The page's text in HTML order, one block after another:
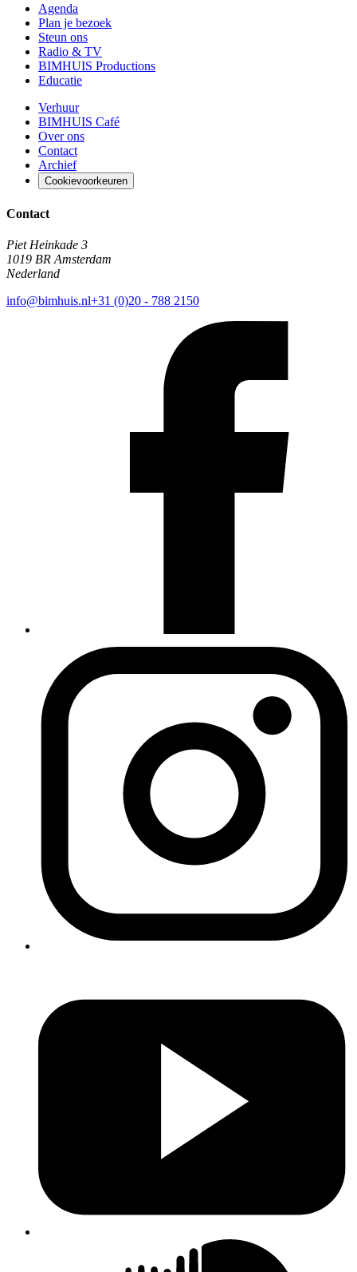
Agenda
Plan je bezoek
Steun ons
Radio & TV
BIMHUIS Productions
Educatie
Verhuur
BIMHUIS Café
Over ons
Contact
Archief
Cookievoorkeuren
Contact
Piet Heinkade 3
1019 BR Amsterdam
Nederland
info@bimhuis.nl+31 (0)20 - 788 2150